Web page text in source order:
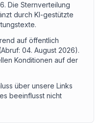
. Die Sternverteilung
durch KI-gestützte
auf öffentlich
04. August 2026).
Konditionen auf der
über unsere Links
beeinflusst nicht